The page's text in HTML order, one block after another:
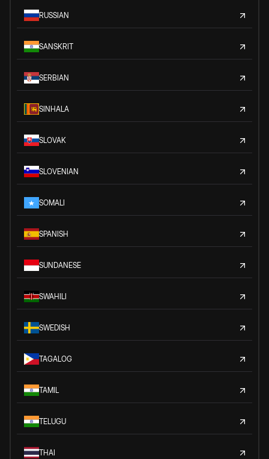
RUSSIAN
SANSKRIT
SERBIAN
SINHALA
SLOVAK
SLOVENIAN
SOMALI
SPANISH
SUNDANESE
SWAHILI
SWEDISH
TAGALOG
TAMIL
TELUGU
THAI